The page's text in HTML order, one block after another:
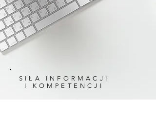
SIŁA INFORMACJI
I KOMPETENCJI